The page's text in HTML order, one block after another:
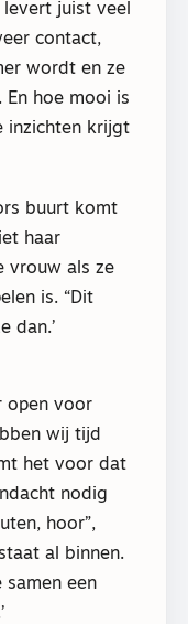
juist veel
contact,
wordt en ze
hoe mooi is
inzichten krijgt
buurt komt
haar
vrouw als ze
is. “Dit
dan.’
open voor
wij tijd
het voor dat
nodig
hoor”,
al binnen.
samen een